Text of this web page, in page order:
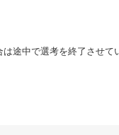
途中で選考を終了させて